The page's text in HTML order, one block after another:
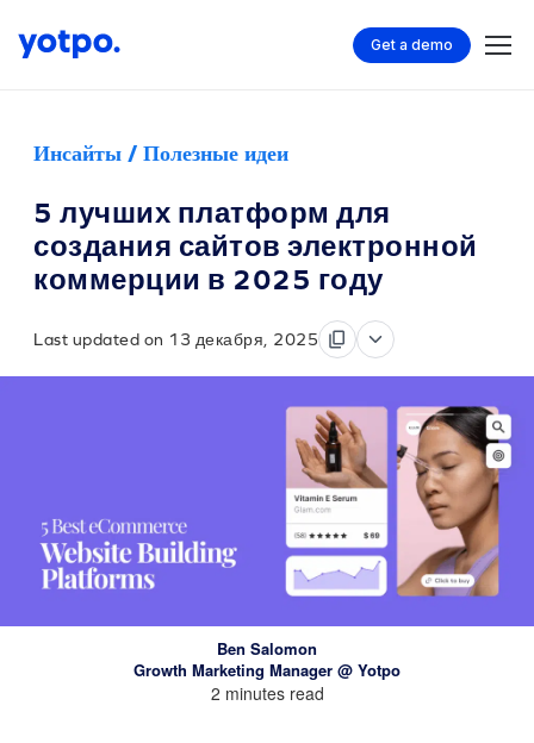
Get a demo
Инсайты / Полезные идеи
5 лучших платформ для
создания сайтов электронной
коммерции в 2025 году
Last updated on 13 декабря, 2025
Ben Salomon
Growth Marketing Manager @ Yotpo
2 minutes read